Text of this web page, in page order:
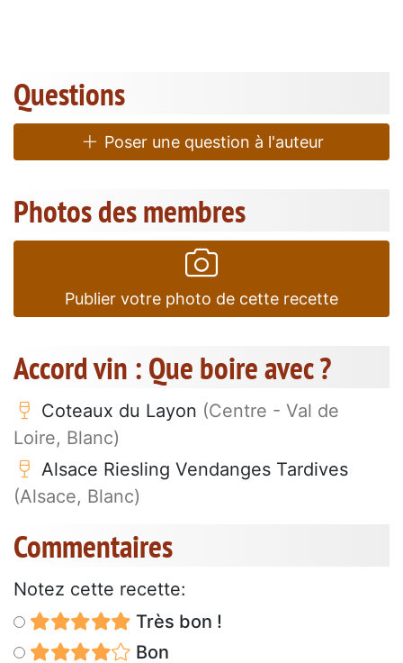
Questions
Poser une question à l'auteur
Photos des membres
Publier votre photo de cette recette
Accord vin : Que boire avec ?
Coteaux du Layon (Centre - Val de
Loire, Blanc)
Alsace Riesling Vendanges Tardives
(Alsace, Blanc)
Commentaires
Notez cette recette:
Très bon !
Bon